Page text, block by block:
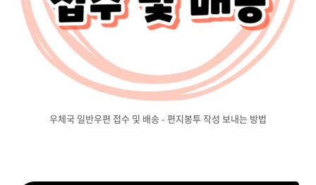
우체국 일반우편 접수 및 배송 - 편지봉투 작성 보내는 방법